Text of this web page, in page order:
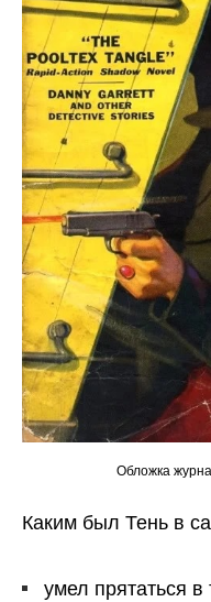
Обложка
Каким был Тень в
умел прятаться в